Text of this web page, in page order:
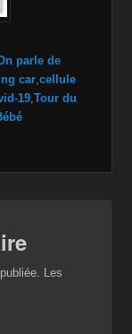
parle de
car ,cellule
19 ,Tour du
Les